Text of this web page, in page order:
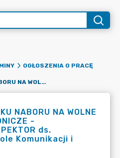
OGŁOSZENIA O PRACĘ
OGŁOSZENIE O WYNIKU NABORU NA WOLNE STANOWISKO URZĘDNICZE - PODINSPEKTOR/INSPEKTOR DS. KOMUNIKACJI W ZESPOLE KOMUNIKACJI I PROMOCJI
NABORU NA WOLNE
-
ds.
Komunikacji i